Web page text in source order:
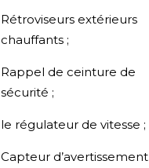
Rétroviseurs extérieurs
chauffants ;
Rappel de ceinture de
sécurité ;
le régulateur de vitesse ;
Capteur d’avertissement